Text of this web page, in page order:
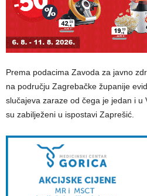
Prema podacima Zavoda za javno
na području Zagrebačke županije
slučajeva zaraze od čega je jedan i u
su zabilježeni u ispostavi Zaprešić.